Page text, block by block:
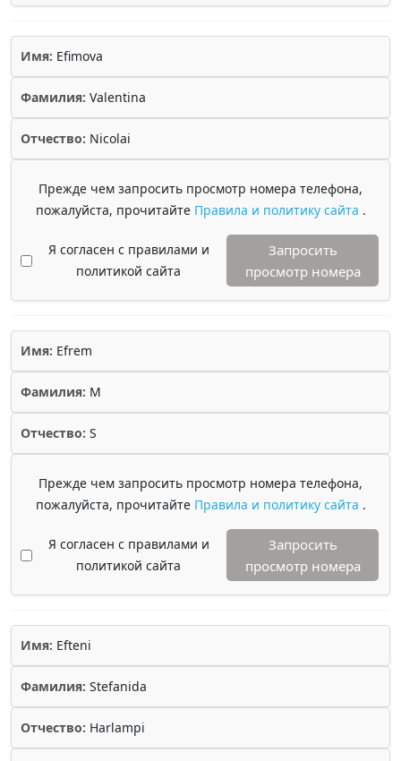
Имя: Efimova
Фамилия: Valentina
Отчество: Nicolai
Прежде чем запросить просмотр номера телефона,
пожалуйста, прочитайте Правила и политику сайта .
Я согласен с правилами и
политикой сайта
Запросить
просмотр номера
Имя: Efrem
Фамилия: M
Отчество: S
Прежде чем запросить просмотр номера телефона,
пожалуйста, прочитайте Правила и политику сайта .
Я согласен с правилами и
политикой сайта
Запросить
просмотр номера
Имя: Efteni
Фамилия: Stefanida
Отчество: Harlampi